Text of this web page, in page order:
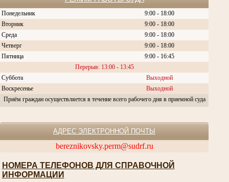
Понедельник
9:00 - 18:00
Вторник
9:00 - 18:00
Среда
9:00 - 18:00
Четверг
9:00 - 18:00
Пятница
9:00 - 16:45
Перерыв: 13:00 - 13:45
Суббота
Выходной
Воскресенье
Выходной
Приём граждан осуществляется в течение всего рабочего дня в приемной суда
АДРЕС ЭЛЕКТРОННОЙ ПОЧТЫ
bereznikovsky.perm@sudrf.ru
НОМЕРА ТЕЛЕФОНОВ ДЛЯ СПРАВОЧНОЙ
ИНФОРМАЦИИ